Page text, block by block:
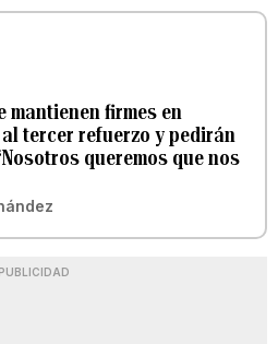
mantienen firmes en
tercer refuerzo y pedirán
queremos que nos
PUBLICIDAD